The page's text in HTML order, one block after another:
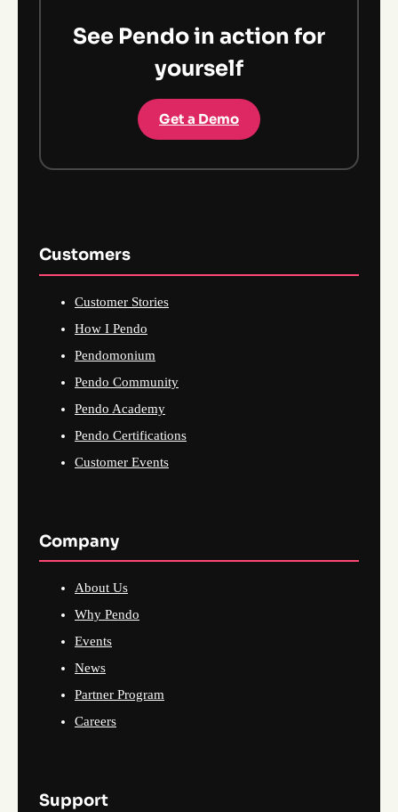
See Pendo in action for
yourself
Get a Demo
Customers
Customer Stories
How I Pendo
Pendomonium
Pendo Community
Pendo Academy
Pendo Certifications
Customer Events
Company
About Us
Why Pendo
Events
News
Partner Program
Careers
Support